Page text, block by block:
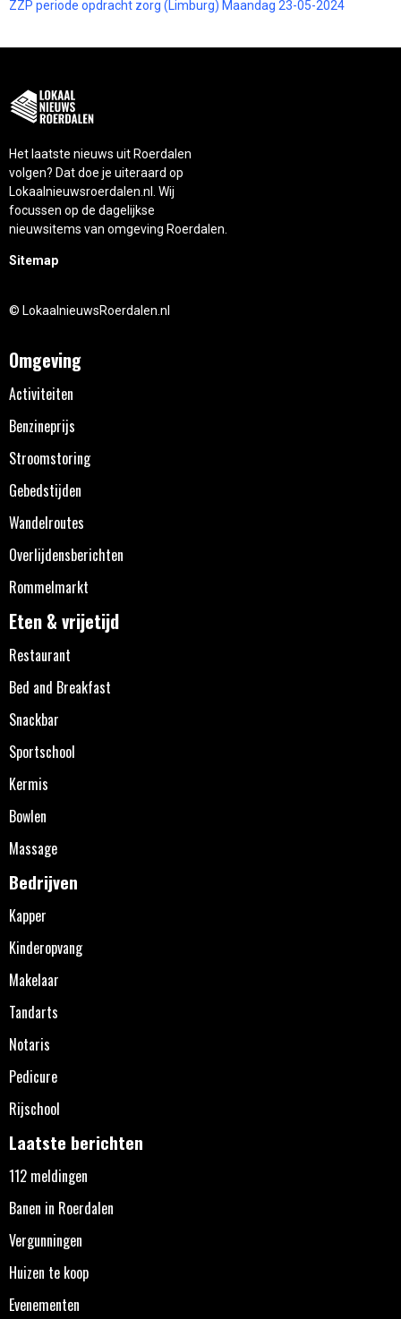
ZZP periode opdracht zorg (Limburg) Maandag 23-05-2024
Het laatste nieuws uit Roerdalen
volgen? Dat doe je uiteraard op
Lokaalnieuwsroerdalen.nl. Wij
focussen op de dagelijkse
nieuwsitems van omgeving Roerdalen.
Sitemap
© LokaalnieuwsRoerdalen.nl
Omgeving
Activiteiten
Benzineprijs
Stroomstoring
Gebedstijden
Wandelroutes
Overlijdensberichten
Rommelmarkt
Eten & vrijetijd
Restaurant
Bed and Breakfast
Snackbar
Sportschool
Kermis
Bowlen
Massage
Bedrijven
Kapper
Kinderopvang
Makelaar
Tandarts
Notaris
Pedicure
Rijschool
Laatste berichten
112 meldingen
Banen in Roerdalen
Vergunningen
Huizen te koop
Evenementen